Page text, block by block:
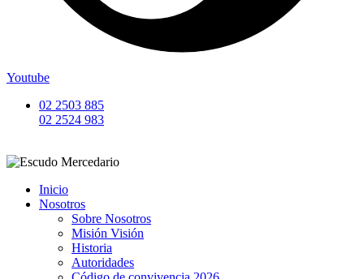
Youtube
02 2503 885
02 2524 983
Inicio
Nosotros
Sobre Nosotros
Misión Visión
Historia
Autoridades